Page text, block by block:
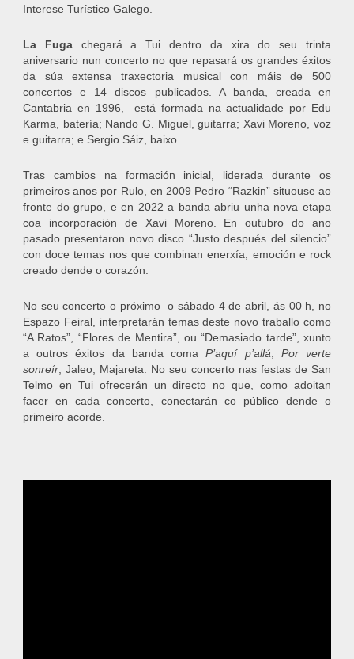
Interese Turístico Galego.
La Fugachegará a Tui dentro da xira do seu trinta
aniversario nun concerto no que repasará os grandes éxitos
da súa extensa traxectoria musical con máis de 500
concertos e 14 discos publicados. A banda, creada en
Cantabria en 1996, está formada na actualidade por Edu
Karma, batería; Nando G. Miguel, guitarra; Xavi Moreno, voz
e guitarra; e Sergio Sáiz, baixo.
Tras cambios na formación inicial, liderada durante os
primeiros anos por Rulo, en 2009 Pedro “Razkin” situouse ao
fronte do grupo, e en 2022 a banda abriu unha nova etapa
coa incorporación de Xavi Moreno. En outubro do ano
pasado presentaron novo disco “Justo después del silencio”
con doce temas nos que combinan enerxía, emoción e rock
creado dende o corazón.
No seu concerto o próximo o sábado 4 de abril, ás 00 h, no
Espazo Feiral, interpretarán temas deste novo traballo como
“A Ratos”, “Flores de Mentira”, ou “Demasiado tarde”, xunto
a outros éxitos da banda comaP’aquí p’allá
Por verte
sonreír , Jaleo, Majareta. No seu concerto nas festas de San
Telmo en Tui ofrecerán un directo no que, como adoitan
facer en cada concerto, conectarán co público dende o
primeiro acorde.